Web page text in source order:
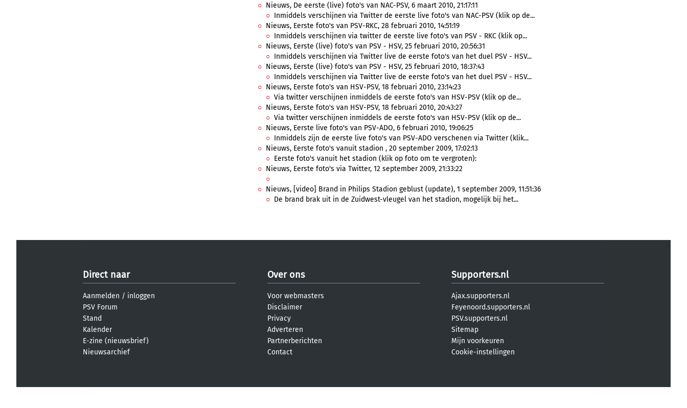
Nieuws, De eerste (live) foto's van NAC-PSV, 6 maart 2010, 21:17:11
Inmiddels verschijnen via Twitter de eerste live foto's van NAC-PSV (klik op de...
Nieuws, Eerste foto's van PSV-RKC, 28 februari 2010, 14:51:19
Inmiddels verschijnen via twitter de eerste live foto's van PSV - RKC (klik op...
Nieuws, Eerste (live) foto's van PSV - HSV, 25 februari 2010, 20:56:31
Inmiddels verschijnen via Twitter live de eerste foto's van het duel PSV - HSV...
Nieuws, Eerste (live) foto's van PSV - HSV, 25 februari 2010, 18:37:43
Inmiddels verschijnen via Twitter live de eerste foto's van het duel PSV - HSV...
Nieuws, Eerste foto's van HSV-PSV, 18 februari 2010, 23:14:23
Via twitter verschijnen inmiddels de eerste foto's van HSV-PSV (klik op de...
Nieuws, Eerste foto's van HSV-PSV, 18 februari 2010, 20:43:27
Via twitter verschijnen inmiddels de eerste foto's van HSV-PSV (klik op de...
Nieuws, Eerste live foto's van PSV-ADO, 6 februari 2010, 19:06:25
Inmiddels zijn de eerste live foto's van PSV-ADO verschenen via Twitter (klik...
Nieuws, Eerste foto's vanuit stadion , 20 september 2009, 17:02:13
Eerste foto's vanuit het stadion (klik op foto om te vergroten):
Nieuws, Eerste foto's via Twitter, 12 september 2009, 21:33:22
Nieuws, [video] Brand in Philips Stadion geblust (update), 1 september 2009, 11:51:36
De brand brak uit in de Zuidwest-vleugel van het stadion, mogelijk bij het...
Direct naar
Aanmelden / inloggen
PSV Forum
Stand
Kalender
E-zine (nieuwsbrief)
Nieuwsarchief
Over ons
Voor webmasters
Disclaimer
Privacy
Adverteren
Partnerberichten
Contact
Supporters.nl
Ajax.supporters.nl
Feyenoord.supporters.nl
PSV.supporters.nl
Sitemap
Mijn voorkeuren
Cookie-instellingen